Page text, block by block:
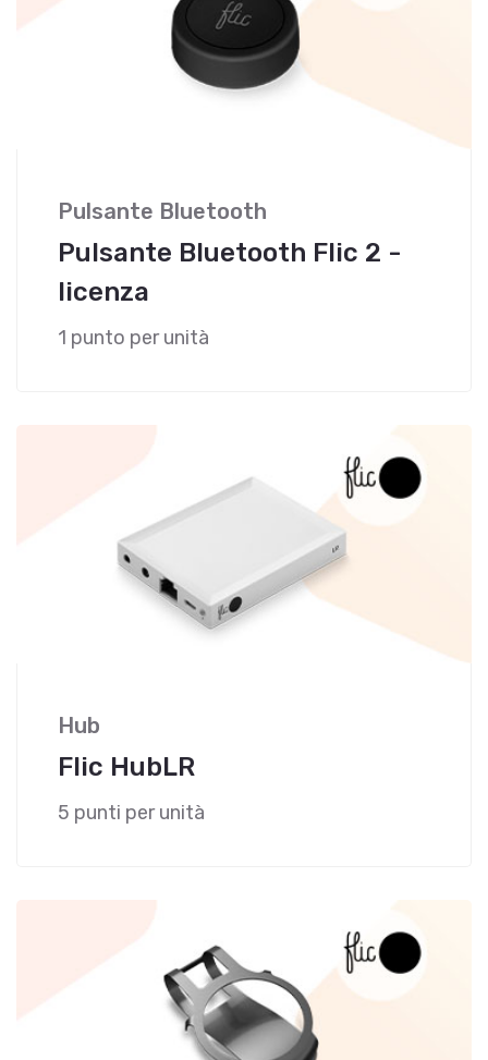
Pulsante Bluetooth
Pulsante Bluetooth Flic 2 -
licenza
1 punto per unità
Hub
Flic HubLR
5 punti per unità